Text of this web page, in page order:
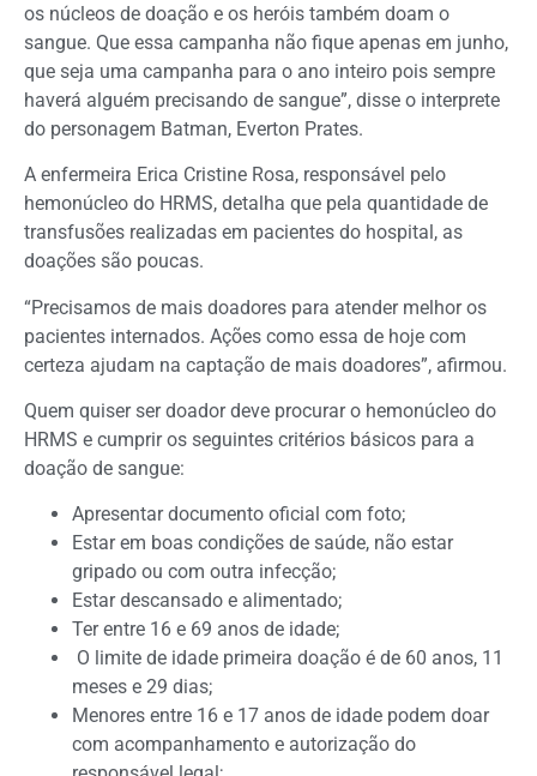
os núcleos de doação e os heróis também doam o
sangue. Que essa campanha não fique apenas em junho,
que seja uma campanha para o ano inteiro pois sempre
haverá alguém precisando de sangue”, disse o interprete
do personagem Batman, Everton Prates.
A enfermeira Erica Cristine Rosa, responsável pelo
hemonúcleo do HRMS, detalha que pela quantidade de
transfusões realizadas em pacientes do hospital, as
doações são poucas.
“Precisamos de mais doadores para atender melhor os
pacientes internados. Ações como essa de hoje com
certeza ajudam na captação de mais doadores”, afirmou.
Quem quiser ser doador deve procurar o hemonúcleo do
HRMS e cumprir os seguintes critérios básicos para a
doação de sangue:
Apresentar documento oficial com foto;
Estar em boas condições de saúde, não estar
gripado ou com outra infecção;
Estar descansado e alimentado;
Ter entre 16 e 69 anos de idade;
O limite de idade primeira doação é de 60 anos, 11
meses e 29 dias;
Menores entre 16 e 17 anos de idade podem doar
com acompanhamento e autorização do